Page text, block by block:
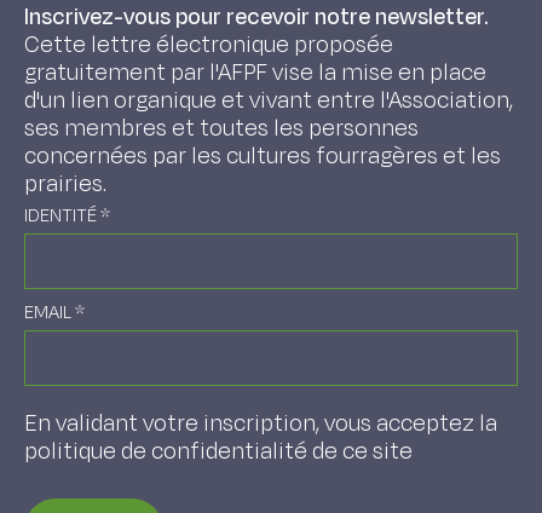
Inscrivez-vous pour recevoir notre newsletter.
Cette lettre électronique proposée
gratuitement par l'AFPF vise la mise en place
d'un lien organique et vivant entre l'Association,
ses membres et toutes les personnes
concernées par les cultures fourragères et les
prairies.
IDENTITÉ*
EMAIL*
En validant votre inscription, vous acceptez la
politique de confidentialité de ce site